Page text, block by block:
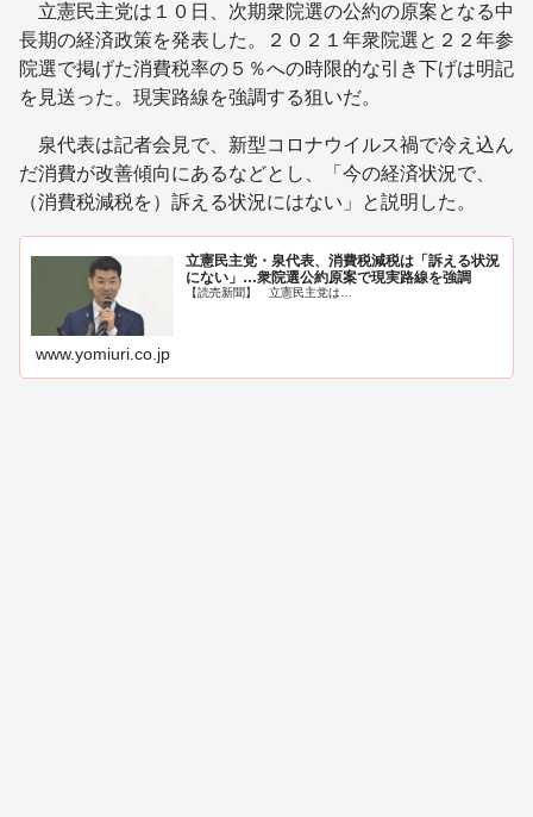
立憲民主党は１０日、次期衆院選の公約の原案となる中
長期の経済政策を発表した。２０２１年衆院選と２２年参
院選で掲げた消費税率の５％への時限的な引き下げは明記
を見送った。現実路線を強調する狙いだ。
泉代表は記者会見で、新型コロナウイルス禍で冷え込ん
だ消費が改善傾向にあるなどとし、「今の経済状況で、
（消費税減税を）訴える状況にはない」と説明した。
立憲民主党・泉代表、消費税減税は「訴える状況
にない」…衆院選公約原案で現実路線を強調
【読売新聞】 立憲民主党は…
www.yomiuri.co.jp